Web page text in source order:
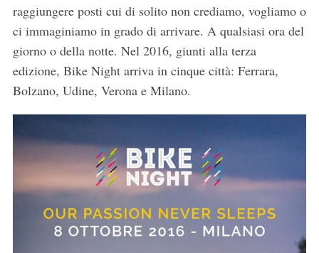
raggiungere posti cui di solito non crediamo, vogliamo o
ci immaginiamo in grado di arrivare. A qualsiasi ora del
giorno o della notte. Nel 2016, giunti alla terza
edizione, Bike Night arriva in cinque città: Ferrara,
Bolzano, Udine, Verona e Milano.